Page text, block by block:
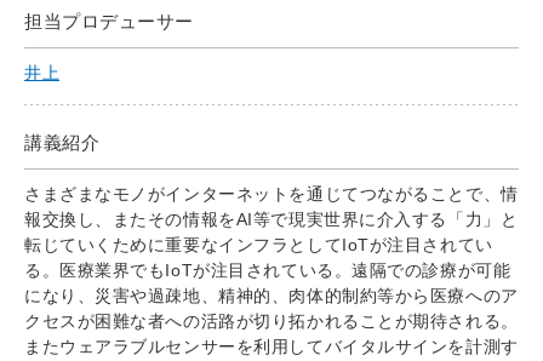
担当プロデューサー
井上
講義紹介
さまざまなモノがインターネットを通じてつながることで、情
報交換し、またその情報をAI等で現実世界に介入する「力」と
転じていくために重要なインフラとしてIoTが注目されてい
る。医療業界でもIoTが注目されている。遠隔での診療が可能
になり、災害や過疎地、精神的、肉体的制約等から医療へのア
クセスが困難な者への活路が切り拓かれることが期待される。
またウェアラブルセンサーを利用してバイタルサインを計測す